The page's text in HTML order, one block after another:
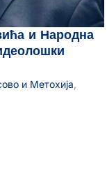
и Народна
и Метохија